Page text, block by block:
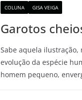
COLUNA GISA VEIGA
Garotos
Sabe aquela ilustração,
evolução da espécie
homem pequeno,